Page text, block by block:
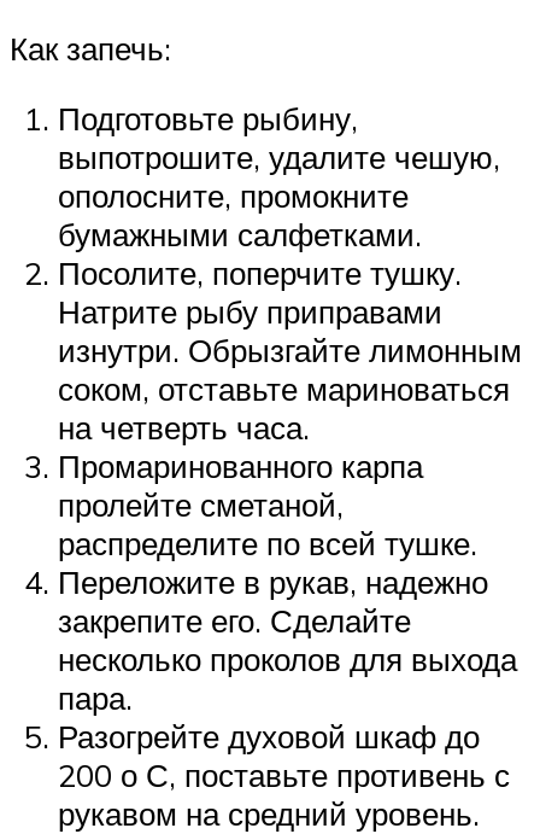
Как запечь:
Подготовьте рыбину,
выпотрошите, удалите чешую,
ополосните, промокните
бумажными салфетками.
Посолите, поперчите тушку.
Натрите рыбу приправами
изнутри. Обрызгайте лимонным
соком, отставьте мариноваться
на четверть часа.
Промаринованного карпа
пролейте сметаной,
распределите по всей тушке.
Переложите в рукав, надежно
закрепите его. Сделайте
несколько проколов для выхода
пара.
Разогрейте духовой шкаф до
200 о С, поставьте противень с
рукавом на средний уровень.